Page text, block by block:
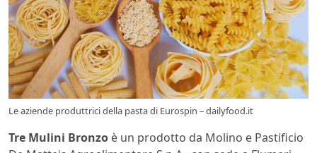
Le aziende produttrici della pasta di Eurospin – dailyfood.it
Tre Mulini Bronzo è un prodotto da Molino e Pastificio